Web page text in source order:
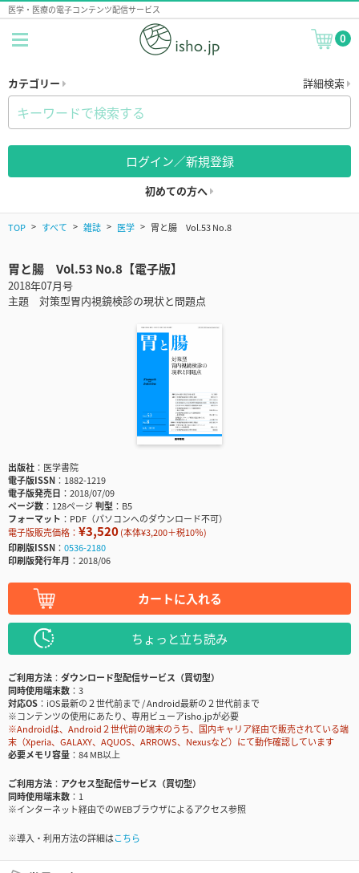
医学・医療の電子コンテンツ配信サービス
0
カテゴリー 詳細検索
ログイン／新規登録
初めての方へ
TOP すべて 雑誌 医学 胃と腸 Vol.53 No.8
胃と腸 Vol.53 No.8【電子版】
2018年07月号
主題 対策型胃内視鏡検診の現状と問題点
出版社
医学書院
電子版ISSN
1882-1219
電子版発売日
2018/07/09
ページ数
128ページ判型
B5
フォーマット
PDF（パソコンへのダウンロード不可）
電子版販売価格： ¥3,520(本体¥3,200＋税10％)
印刷版ISSN
0536-2180
印刷版発行年月
2018/06
カートに入れる
ちょっと立ち読み
ご利用方法
ダウンロード型配信サービス（買切型）
同時使用端末数
3
対応OS
iOS最新の２世代前まで / Android最新の２世代前まで
※コンテンツの使用にあたり、専用ビューアisho.jpが必要
※Androidは、Android２世代前の端末のうち、国内キャリア経由で販売されている端
末（Xperia、GALAXY、AQUOS、ARROWS、Nexusなど）にて動作確認しています
必要メモリ容量
84 MB以上
ご利用方法
アクセス型配信サービス（買切型）
同時使用端末数
1
※インターネット経由でのWEBブラウザによるアクセス参照
※導入・利用方法の詳細はこちら